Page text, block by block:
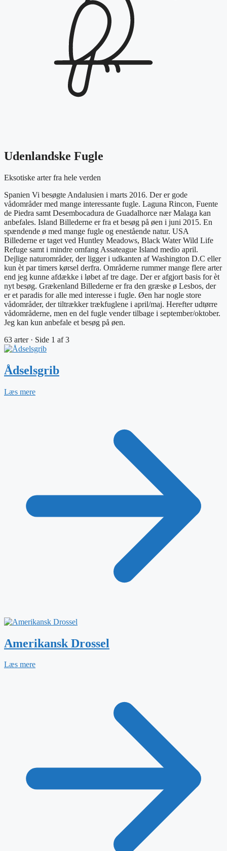
Udenlandske Fugle
Eksotiske arter fra hele verden
Spanien Vi besøgte Andalusien i marts 2016. Der er gode
vådområder med mange interessante fugle. Laguna Rincon, Fuente
de Piedra samt Desembocadura de Guadalhorce nær Malaga kan
anbefales. Island Billederne er fra et besøg på øen i juni 2015. En
spændende ø med mange fugle og enestående natur. USA
Billederne er taget ved Huntley Meadows, Black Water Wild Life
Refuge samt i mindre omfang Assateague Island medio april.
Dejlige naturområder, der ligger i udkanten af Washington D.C eller
kun èt par timers kørsel derfra. Områderne rummer mange flere arter
end jeg kunne afdække i løbet af tre dage. Der er afgjort basis for èt
nyt besøg. Grækenland Billederne er fra den græske ø Lesbos, der
er et paradis for alle med interesse i fugle. Øen har nogle store
vådområder, der tiltrækker trækfuglene i april/maj. Herefter udtørre
vådområderne, men en del fugle vender tilbage i september/oktober.
Jeg kan kun anbefale et besøg på øen.
63 arter · Side 1 af 3
Ådselsgrib
Læs mere
Amerikansk Drossel
Læs mere